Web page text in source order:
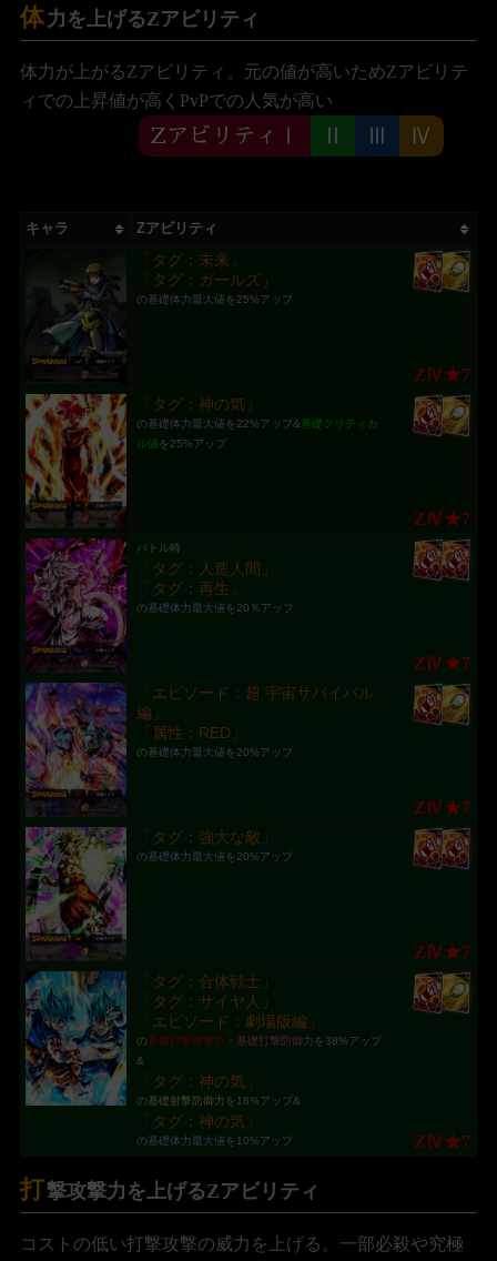
体力を上げるZアビリティ
体力が上がるZアビリティ。元の値が高いためZアビリテ
ィでの上昇値が高くPvPでの人気が高い
ZアビリティⅠ Ⅱ Ⅲ Ⅳ
キャラ Zアビリティ
「タグ：未来」
「タグ：ガールズ」
の基礎体力最大値 を25%アップ
ZⅣ★7
「タグ：神の気」
の基礎体力最大値 を22%アップ&基礎クリティカ
ル値 を25%アップ
ZⅣ★7
バトル時
「タグ：人造人間」
「タグ：再生」
の基礎体力最大値 を20％アップ
ZⅣ★7
「エピソード：超 宇宙サバイバル
編」
「属性：RED」
の基礎体力最大値 を20%アップ
ZⅣ★7
「タグ：強大な敵」
の基礎体力最大値 を20%アップ
ZⅣ★7
「タグ：合体戦士」
「タグ：サイヤ人」
「エピソード：劇場版編」
の基礎打撃攻撃力 ・ 基礎打撃防御力 を38%アップ
&
「タグ：神の気」
の基礎射撃防御力 を18%アップ&
「タグ：神の気」
の基礎体力最大値 を10%アップ ZⅣ★7
打撃攻撃力を上げるZアビリティ
コストの低い打撃攻撃の威力を上げる。一部必殺や究極